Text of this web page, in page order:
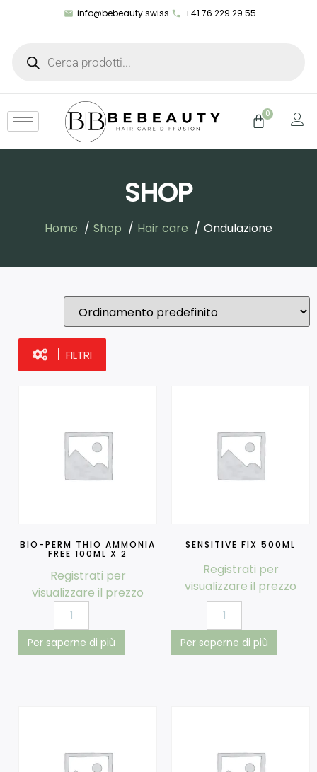
info@bebeauty.swiss +41 76 229 29 55
0
SHOP
Home Shop Hair care Ondulazione
FILTRI
BIO-PERM THIO AMMONIA
FREE 100ML X 2
Registrati per
visualizzare il prezzo
Per saperne di più
SENSITIVE FIX 500ML
Registrati per
visualizzare il prezzo
Per saperne di più